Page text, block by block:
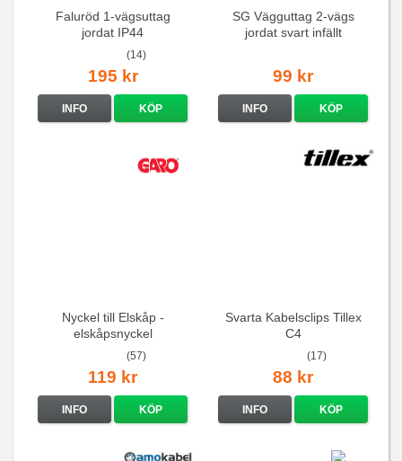
Faluröd 1-vägsuttag
jordat IP44
(14)
195 kr
INFO KÖP
SG Vägguttag 2-vägs
jordat svart infällt
99 kr
INFO KÖP
Nyckel till Elskåp -
elskåpsnyckel
(57)
119 kr
INFO KÖP
Svarta Kabelsclips Tillex
C4
(17)
88 kr
INFO KÖP